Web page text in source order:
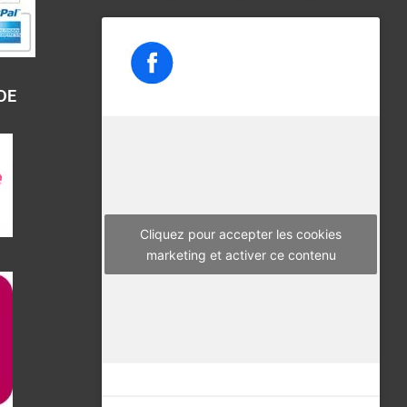
e
m
Cliquez pour accepter les cookies
marketing et activer ce contenu